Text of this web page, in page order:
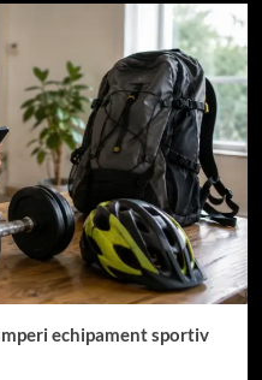
echipament sportiv